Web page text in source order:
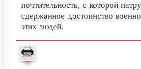
почтительность, с которой
сдержанное достоинство
этих людей.